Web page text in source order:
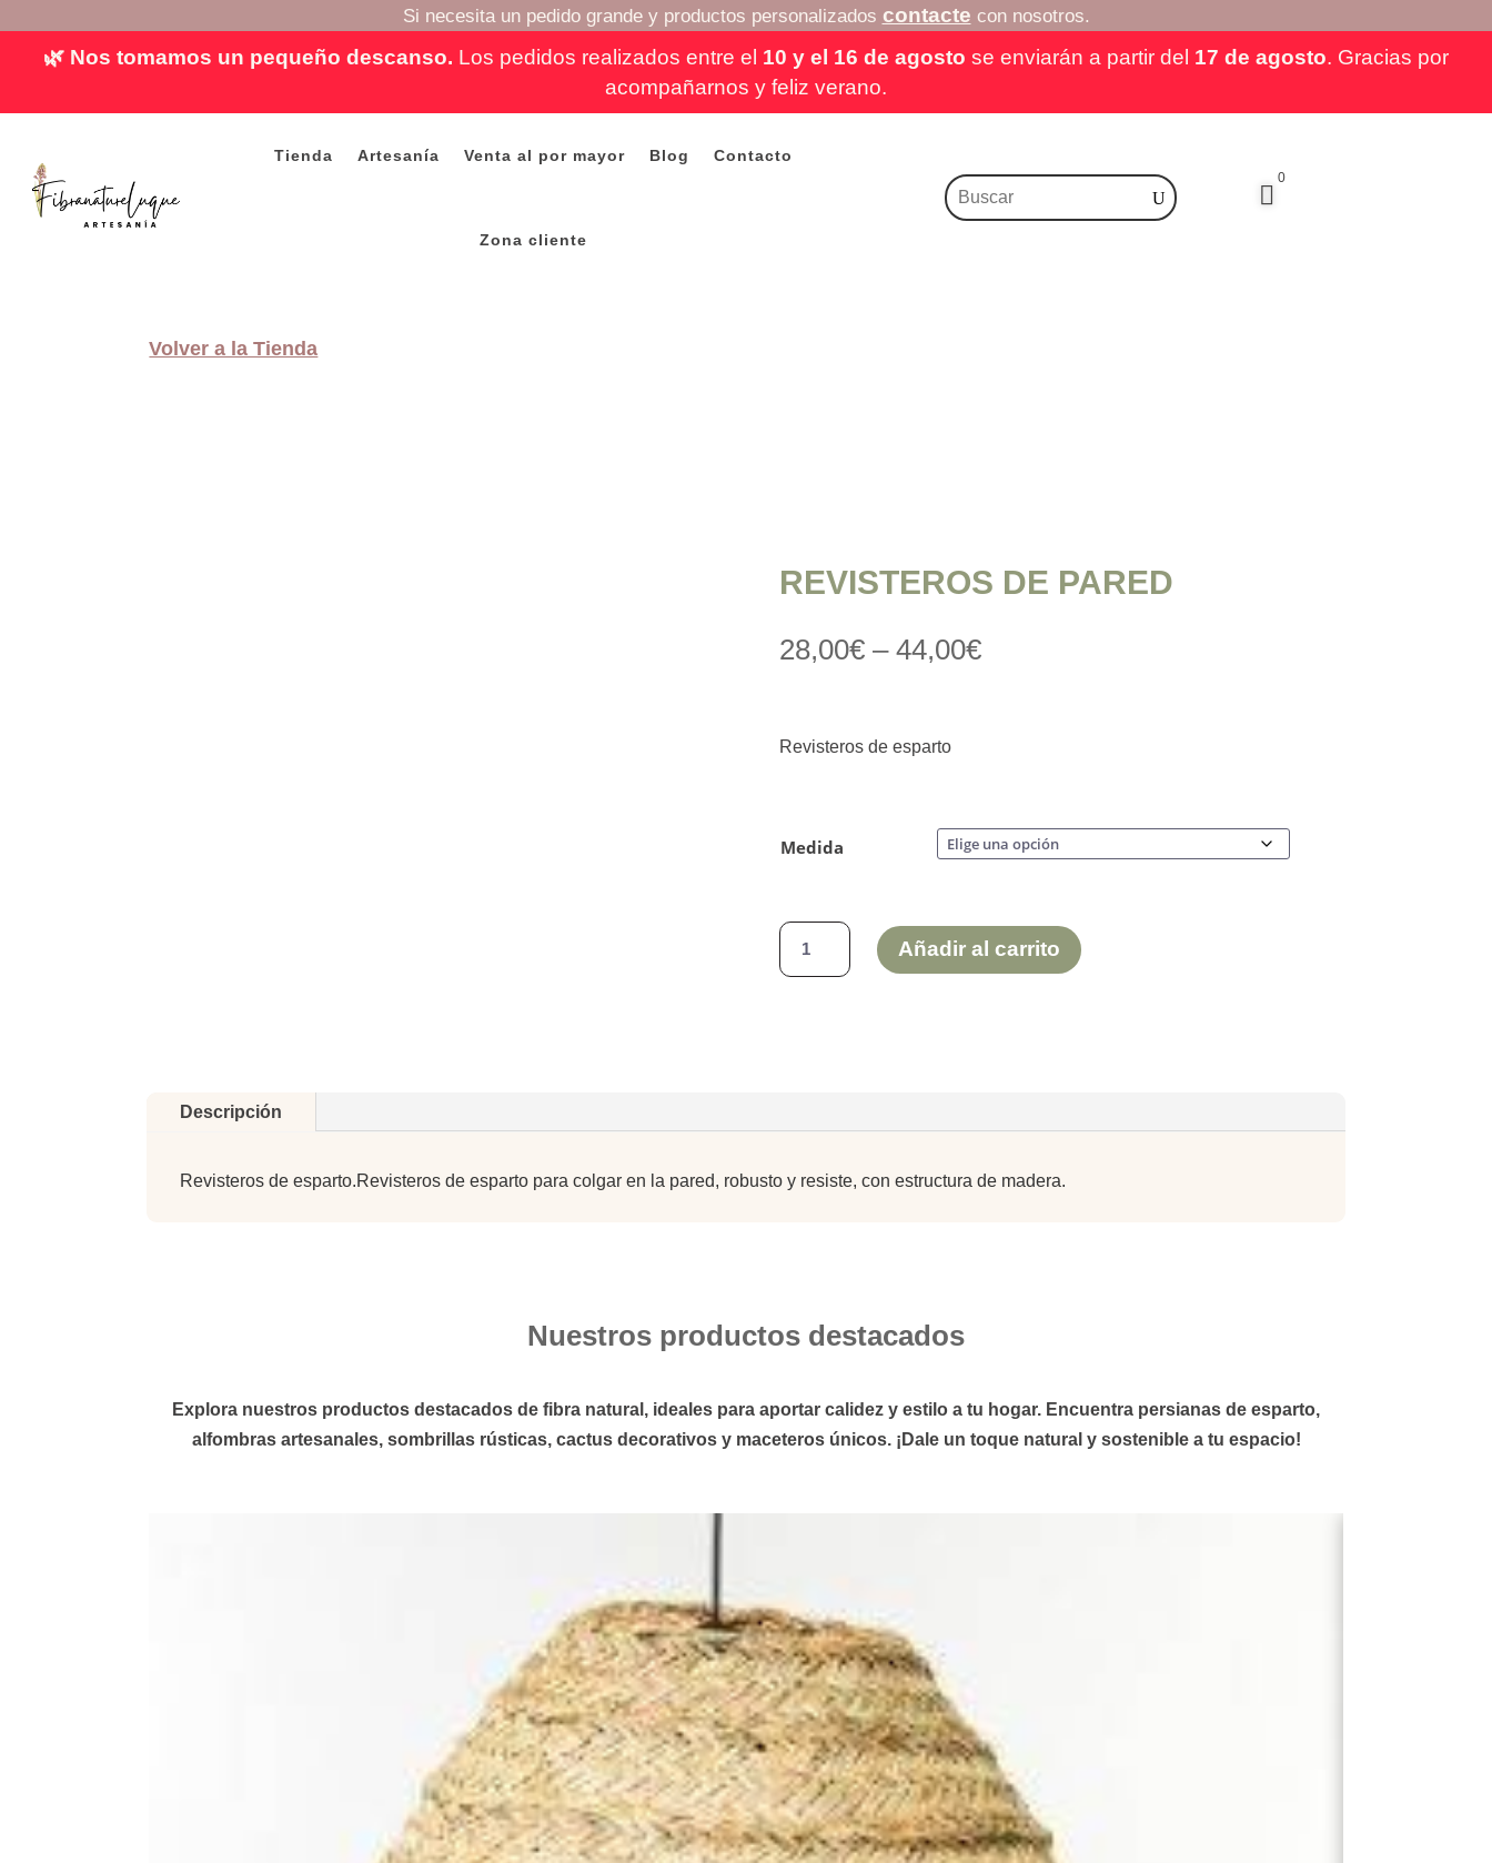
Si necesita un pedido grande y productos personalizados contacte con nosotros.
🌿 Nos tomamos un pequeño descanso. Los pedidos realizados entre el 10 y el 16 de agosto se enviarán a partir del 17 de agosto. Gracias por
acompañarnos y feliz verano.
Tienda Artesanía Venta al por mayor Blog Contacto
Zona cliente

0
Volver a la Tienda
REVISTEROS DE PARED
28,00€– 44,00€
Revisteros de esparto
Medida
REVISTEROS
DE
Añadir al carrito
Descripción
Revisteros de esparto.Revisteros de esparto para colgar en la pared, robusto y resiste, con estructura de madera.
Nuestros productos destacados
Explora nuestros productos destacados de fibra natural, ideales para aportar calidez y estilo a tu hogar. Encuentra persianas de esparto,
alfombrasartesanales, sombrillasrústicas, cactusdecorativos y maceterosúnicos. ¡Dale un toque natural y sostenible a tu espacio!